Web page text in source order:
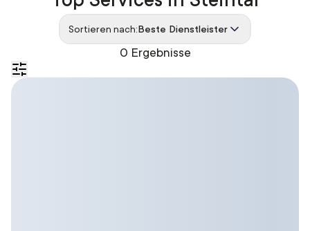
0 Ergebnisse
Sortieren nach:Beste Dienstleister